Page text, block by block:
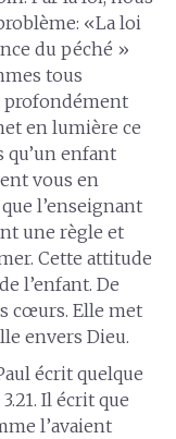
«La loi
du péché »
tous
profondément
en lumière ce
qu’un enfant
vous en
l’enseignant
une règle et
Cette attitude
l’enfant. De
cœurs. Elle met
envers Dieu.
écrit quelque
Il écrit que
l’avaient